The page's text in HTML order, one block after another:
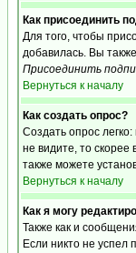
Как присоединить
Для того, чтобы
добавилась. Вы
Присоединить
Вернуться к началу
Как создать опрос?
Создать опрос
не видите, то скорее
также можете
Вернуться к началу
Как я могу
Также как и
Если никто не успел